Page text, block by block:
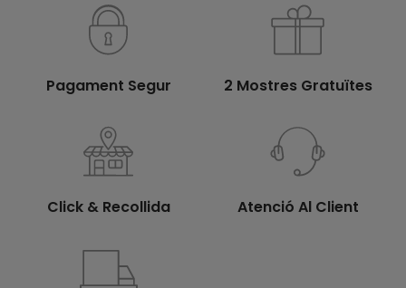
Pagament Segur 2 Mostres Gratuïtes
Click & Recollida Atenció Al Client